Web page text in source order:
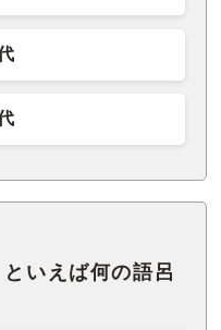
いえば何の語呂